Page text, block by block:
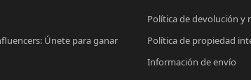
Únete para ganar
Política de devolución y
Política de propiedad
Información de envío